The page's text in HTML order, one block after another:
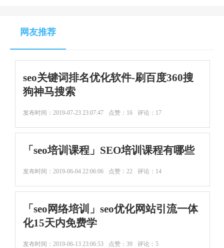
网友推荐
seo关键词排名优化软件-刷百度360搜
狗神马搜索
发布时间： 2019-07-23 23:07:47 点赞：16 评论：17
「seo培训课程」SEO培训课程有哪些
发布时间： 2019-06-04 22:06:06 点赞：22 评论：14
「seo网络培训」seo优化网站引流一体
化15天内免费学
发布时间： 2019-06-13 23:06:53 点赞：39 评论：5